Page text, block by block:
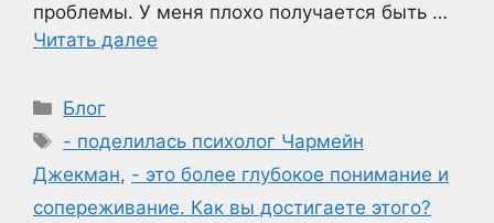
проблемы. У меня плохо получается быть …
Читать далее
Рубрики
Блог
Метки
- поделилась психолог Чармейн
Джекман, - это более глубокое понимание и
сопереживание. Как вы достигаете этого?